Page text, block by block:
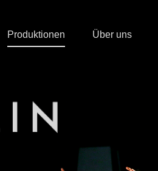
Produktionen Über uns